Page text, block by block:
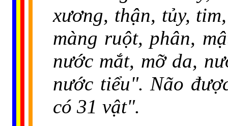
xương, thận, tủy,
màng ruột, phân,
nước mắt, mỡ da,
nước tiểu". Não
có 31 vật".